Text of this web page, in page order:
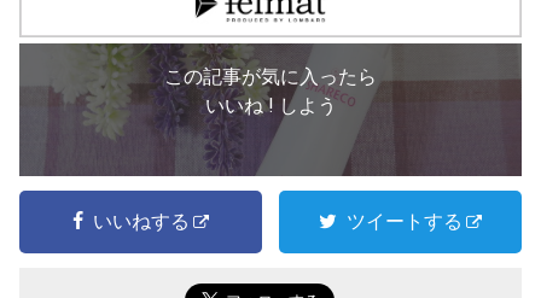
この記事が気に入ったら
いいね ! しよう
いいねする ツイートする